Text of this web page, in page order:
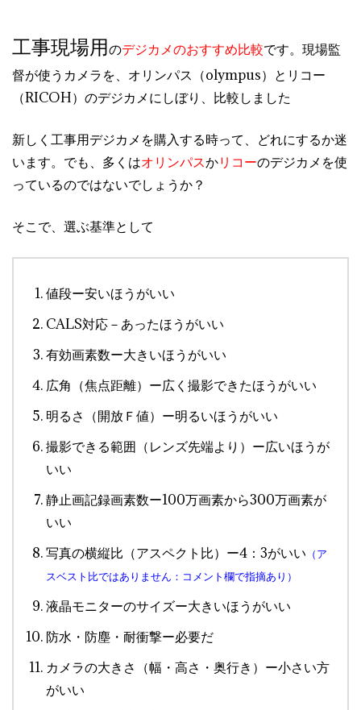
工事現場用のデジカメのおすすめ比較です。現場監
督が使うカメラを、オリンパス（olympus）とリコー
（RICOH）のデジカメにしぼり、比較しました
新しく工事用デジカメを購入する時って、どれにするか迷
います。でも、多くはオリンパスかリコーのデジカメを使
っているのではないでしょうか？
そこで、選ぶ基準として
値段ー安いほうがいい
CALS対応－あったほうがいい
有効画素数ー大きいほうがいい
広角（焦点距離）ー広く撮影できたほうがいい
明るさ（開放Ｆ値）ー明るいほうがいい
撮影できる範囲（レンズ先端より）ー広いほうが
いい
静止画記録画素数ー100万画素から300万画素が
いい
写真の横縦比（アスペクト比）ー4：3がいい （ア
スベスト比ではありません：コメント欄で指摘あり）
液晶モニターのサイズー大きいほうがいい
防水・防塵・耐衝撃ー必要だ
カメラの大きさ（幅・高さ・奥行き）ー小さい方
がいい